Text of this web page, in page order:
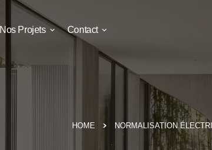
Nos Projets Contact
HOME NORMALISATION